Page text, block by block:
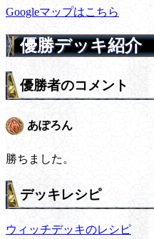
Googleマップはこちら
優勝デッキ紹介
優勝者のコメント
あぽろん
勝ちました。
デッキレシピ
ウィッチデッキのレシピ